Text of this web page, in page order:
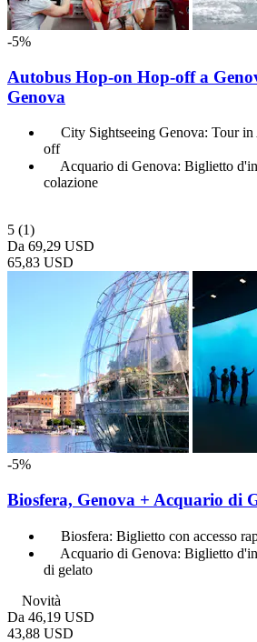
-5%
Autobus Hop-on Hop-off a
Genova
City Sightseeing Genova: Tour
off
Acquario di Genova: Biglietto
colazione
5 (1)
Da 69,29 USD
65,83 USD
-5%
Biosfera, Genova + Acquario di
Biosfera: Biglietto con accesso
Acquario di Genova: Biglietto
di gelato
Novità
Da 46,19 USD
43,88 USD